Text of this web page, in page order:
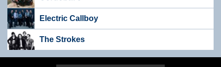
Electric Callboy
The Strokes